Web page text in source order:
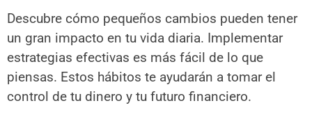
Descubre cómo pequeños cambios pueden tener
un gran impacto en tu vida diaria. Implementar
estrategias efectivas es más fácil de lo que
piensas. Estos hábitos te ayudarán a tomar el
control de tu dinero y tu futuro financiero.